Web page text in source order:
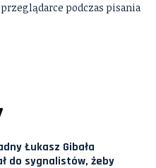
podczas pisania
Łukasz Gibała
do sygnalistów, żeby